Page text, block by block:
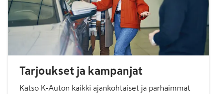
Tarjoukset ja kampanjat
Katso K-Auton kaikki ajankohtaiset ja parhaimmat